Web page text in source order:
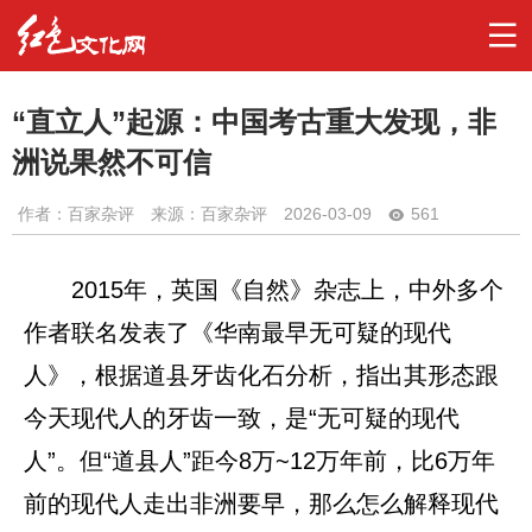
“直立人”起源：中国考古重大发现，非
洲说果然不可信
作者： 百家杂评 来源：百家杂评 2026-03-09 561
2015年，英国《自然》杂志上，中外多个
作者联名发表了《华南最早无可疑的现代
人》，根据道县牙齿化石分析，指出其形态跟
今天现代人的牙齿一致，是“无可疑的现代
人”。但“道县人”距今8万~12万年前，比6万年
前的现代人走出非洲要早，那么怎么解释现代